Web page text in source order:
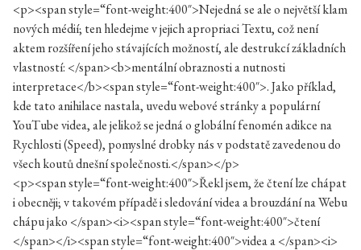
<p><span style=“font-weight:400″>Nejedná se ale o největší klam
nových médií; ten hledejme v jejich apropriaci Textu, což není
aktem rozšíření jeho stávajících možností, ale destrukcí základních
vlastností: </span><b>mentální obraznosti a nutnosti
interpretace</b><span style=“font-weight:400″>. Jako příklad,
kde tato anihilace nastala, uvedu webové stránky a populární
YouTube videa, ale jelikož se jedná o globální fenomén adikce na
Rychlosti (Speed), pomyslné drobky nás v podstatě zavedenou do
všech koutů dnešní společnosti.</span></p>
<p><span style=“font-weight:400″>Řekl jsem, že čtení lze chápat
i obecněji; v takovém případě i sledování videa a brouzdání na Webu
chápu jako </span><i><span style=“font-weight:400″>čtení
</span></i><span style=“font-weight:400″>videa a </span><i>